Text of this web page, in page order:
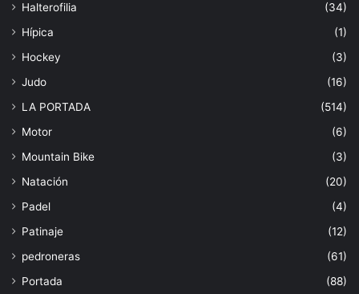
Halterofilia
(34)
Hípica
(1)
Hockey
(3)
Judo
(16)
LA PORTADA
(514)
Motor
(6)
Mountain Bike
(3)
Natación
(20)
Padel
(4)
Patinaje
(12)
pedroneras
(61)
Portada
(88)